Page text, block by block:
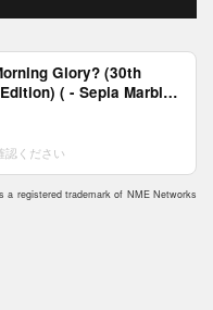
Glory? (30th
( - Sepia Marble
認ください
registered trademark of NME Networks